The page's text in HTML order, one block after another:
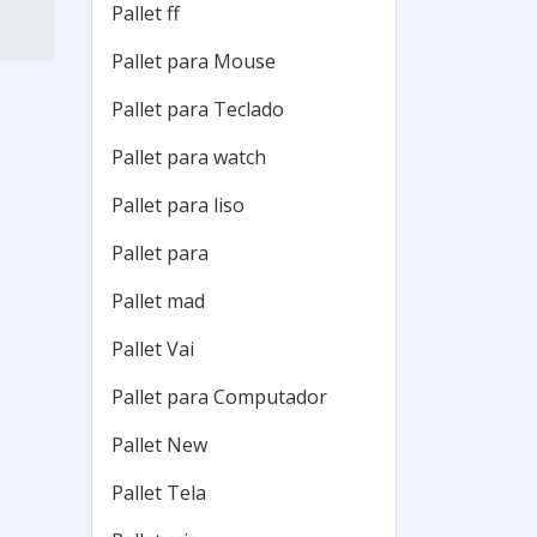
Pallet ff
Pallet para Mouse
Pallet para Teclado
Pallet para watch
Pallet para liso
Pallet para
Pallet mad
Pallet Vai
Pallet para Computador
Pallet New
Pallet Tela